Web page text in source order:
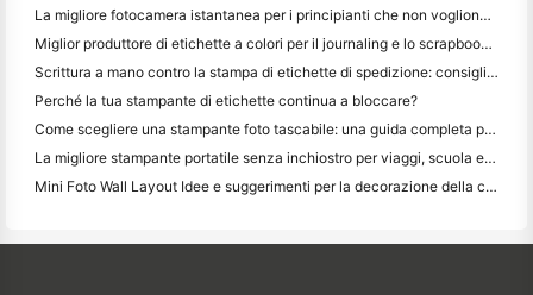
La migliore fotocamera istantanea per i principianti che non vogliono sprecare carta
Miglior produttore di etichette a colori per il journaling e lo scrapbooking: aggiungere più colori ad ogni pagina
Scrittura a mano contro la stampa di etichette di spedizione: consigli per le piccole imprese nel 2026
Perché la tua stampante di etichette continua a bloccare?
Come scegliere una stampante foto tascabile: una guida completa per gli utenti di giornali, viaggi e iPhone
La migliore stampante portatile senza inchiostro per viaggi, scuola e lavoro mobile: Hanin MT620 Pro Recensione
Mini Foto Wall Layout Idee e suggerimenti per la decorazione della camera da letto e del dormitorio